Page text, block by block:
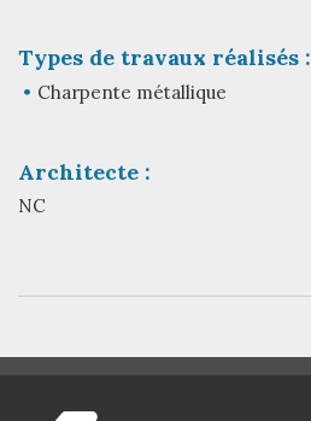
Types de travaux réalisés :
Charpente métallique
Architecte :
NC